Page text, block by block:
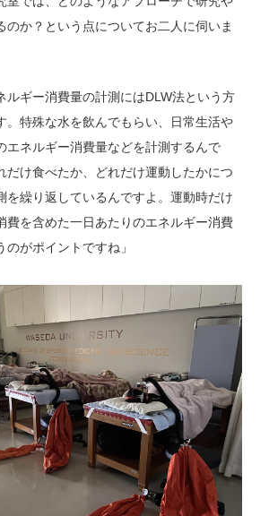
のか？という点についてお二人に伺いま
ルギー消費量の計測にはDLW法という方
。特殊な水を飲んでもらい、日常生活や
エネルギー消費量などを計測するんで
だけ食べたか、どれだけ運動したかにつ
を繰り返しているんですよ。運動時だけ
費を含めた一日あたりのエネルギー消費
がポイントですね」